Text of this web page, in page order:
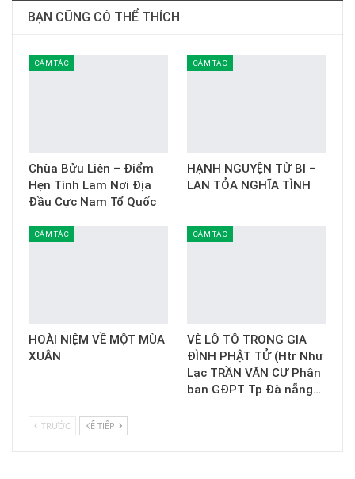
BẠN CŨNG CÓ THỂ THÍCH
CẢM TÁC
Chùa Bửu Liên – Điểm
Hẹn Tình Lam Nơi Địa
Đầu Cực Nam Tổ Quốc
CẢM TÁC
HẠNH NGUYỆN TỪ BI –
LAN TỎA NGHĨA TÌNH
CẢM TÁC
HOÀI NIỆM VỀ MỘT MÙA
XUÂN
CẢM TÁC
VÈ LÔ TÔ TRONG GIA
ĐÌNH PHẬT TỬ (Htr Như
Lạc TRẦN VĂN CƯ Phân
ban GĐPT Tp Đà nẵng…
TRƯỚC KẾ TIẾP